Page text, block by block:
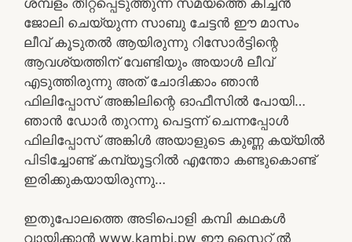
ജോലി ചെയ്യുന്ന സാബു ചേട്ടൻ ഈ മാസം
ലീവ് കൂടുതൽ ആയിരുന്നു റിസോർട്ടിന്റെ
ആവശ്യത്തിന് വേണ്ടിയും അയാൾ ലീവ്
എടുത്തിരുന്നു അത് ചോദിക്കാം ഞാൻ
ഫിലിപ്പോസ് അങ്കിലിന്റെ ഓഫീസിൽ പോയി…
ഞാൻ ഡോർ തുറന്നു പെട്ടന്ന് ചെന്നപ്പോൾ
ഫിലിപ്പോസ് അങ്കിൾ അയാളുടെ കുണ്ണ കയ്യിൽ
പിടിച്ചോണ്ട് കമ്പ്യൂട്ടറിൽ എന്തോ കണ്ടുകൊണ്ട്
ഇരിക്കുകയായിരുന്നു…
ഇതുപോലത്തെ അടിപൊളി കമ്പി കഥകൾ
വായിക്കാൻ www.kambi.pw ഈ സൈറ്റ് ൽ